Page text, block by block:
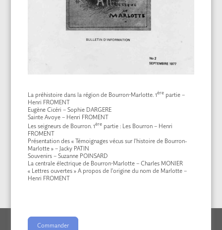
La préhistoire dans la région de Bourron-Marlotte. 1ère partie –
Henri FROMENT
Eugène Cicéri – Sophie DARGERE
Sainte Avoye – Henri FROMENT
Les seigneurs de Bourron. 1ère partie : Les Bourron – Henri
FROMENT
Présentation des « Témoignages vécus sur l’histoire de Bourron-
Marlotte » – Jacky PATIN
Souvenirs – Suzanne POINSARD
La centrale électrique de Bourron-Marlotte – Charles MONIER
« Lettres ouvertes » A propos de l’origine du nom de Marlotte –
Henri FROMENT
Commander